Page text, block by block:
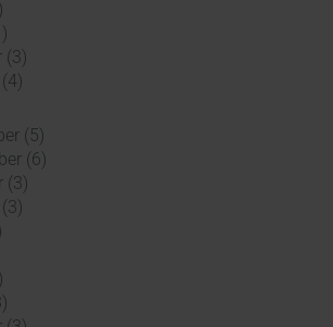
(3)
(5)
(6)
(3)